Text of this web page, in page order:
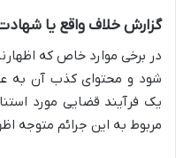
گزارش خلاف واقع یا
در برخی موارد خاص که
شود و محتوای کذب آن به
یک فرآیند قضایی مورد
مربوط به این جرائم متوجه